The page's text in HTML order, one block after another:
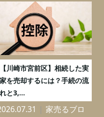
【川崎市宮前区】相続した実
家を売却するには？手続の流
れと3,...
家売るブロ